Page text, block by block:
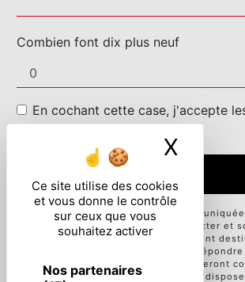
Ce site utilise des cookies
et vous donne le contrôle
sur ceux que vous
souhaitez activer
Nos partenaires
X
Combien font dix plus neuf
En cochant cette case, j'accepte
** Les données personnelles
nécessaires aux fins de vous contacter et
dans un fichier informatisé. Elles sont
sous-traitants dans le seul but de répondre
message. Les données collectées seront
seuls destinataires suivants: . Vous